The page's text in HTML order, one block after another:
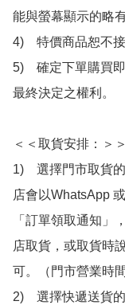
能與螢幕顯示的略
4)　特價商品恕不
5)　確定下單購買
最終決定之權利。
＜＜取貨安排：＞＞
1)　選擇門市取貨
店會以WhatsApp
「訂單領取通知」
店取貨，或取貨時
可。（門市營業時
2)　選擇快遞送貨